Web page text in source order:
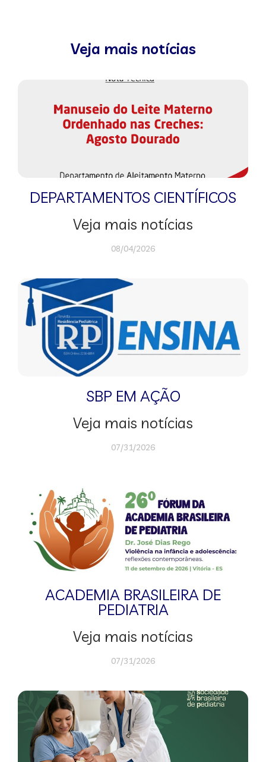
Veja mais notícias
DEPARTAMENTOS CIENTÍFICOS
Veja mais notícias
08/04/2026
SBP EM AÇÃO
Veja mais notícias
07/31/2026
ACADEMIA BRASILEIRA DE
PEDIATRIA
Veja mais notícias
07/31/2026